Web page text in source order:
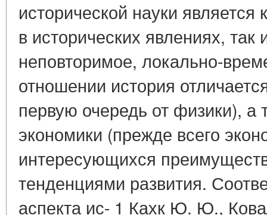
исторической науки
в исторических явлениях, так
неповторимое, локально-
отношении история
первую очередь от физики), а
экономики (прежде всего
интересующихся
тенденциями развития.
аспекта ис- 1 Кахк Ю. Ю.,